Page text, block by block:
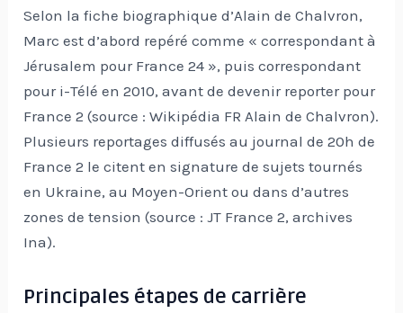
Selon la fiche biographique d’Alain de Chalvron,
Marc est d’abord repéré comme « correspondant à
Jérusalem pour France 24 », puis correspondant
pour i-Télé en 2010, avant de devenir reporter pour
France 2 (source : Wikipédia FR Alain de Chalvron).
Plusieurs reportages diffusés au journal de 20h de
France 2 le citent en signature de sujets tournés
en Ukraine, au Moyen-Orient ou dans d’autres
zones de tension (source : JT France 2, archives
Ina).
Principales étapes de carrière